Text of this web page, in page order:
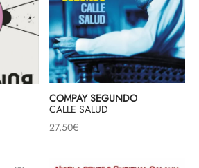
COMPAY SEGUNDO
CALLE SALUD
27,50€